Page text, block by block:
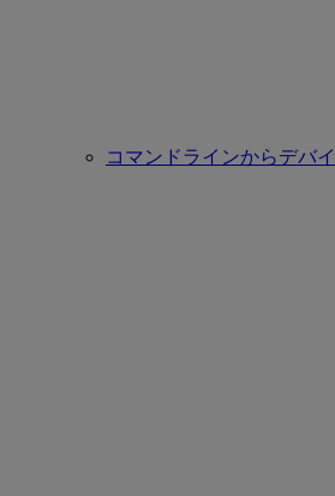
コマンドラインからデバ